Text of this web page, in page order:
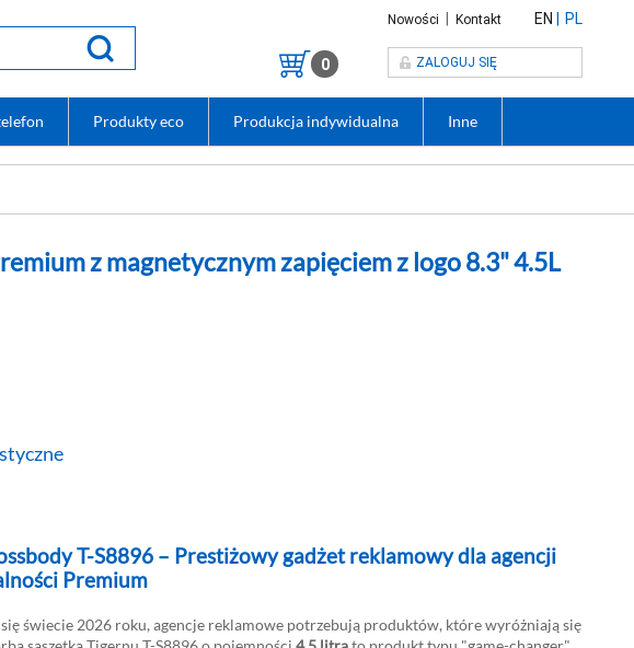
0
Nowości Kontakt EN PL
ZALOGUJ SIĘ
Produkty eco Produkcja indywidualna Inne
z magnetycznym zapięciem z logo 8.3" 4.5L
T-S8896 – Prestiżowy gadżet reklamowy dla agencji
Premium
świecie 2026 roku, agencje reklamowe potrzebują produktów, które wyróżniają się